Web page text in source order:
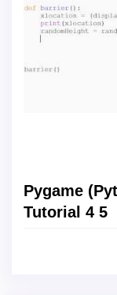
Pygame
Tutorial 4 5